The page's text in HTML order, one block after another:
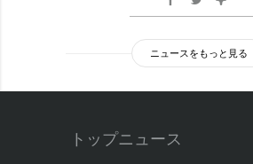
ニュースをもっと見る
トップニュース